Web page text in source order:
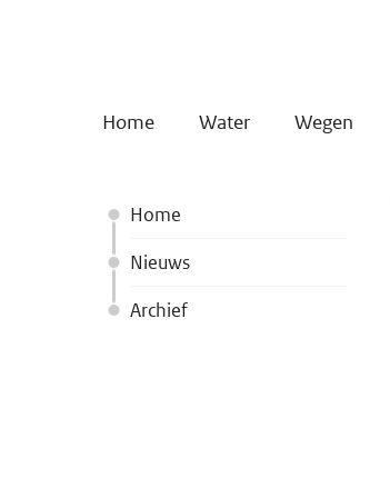
Home Water Wegen
Home
Nieuws
Archief